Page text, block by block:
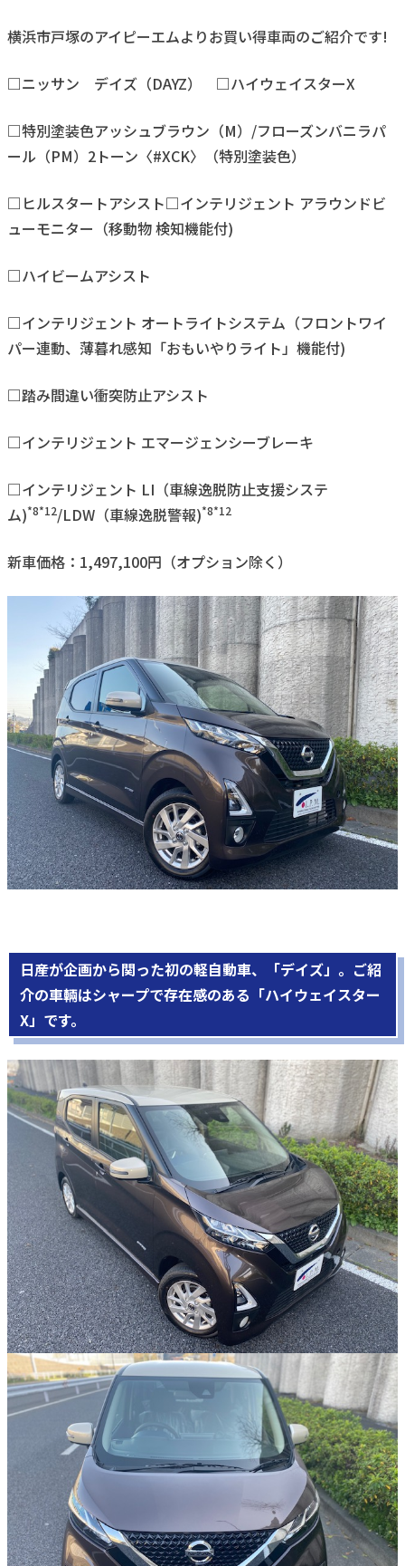
横浜市戸塚のアイピーエムよりお買い得車両のご紹介です!
□ニッサン デイズ（DAYZ） □ハイウェイスターX
□特別塗装色アッシュブラウン（M）/フローズンバニラパ
ール（PM）2トーン〈#XCK〉（特別塗装色）
□ヒルスタートアシスト□インテリジェント アラウンドビ
ューモニター（移動物 検知機能付)
□ハイビームアシスト
□インテリジェント オートライトシステム（フロントワイ
パー連動、薄暮れ感知「おもいやりライト」機能付)
□踏み間違い衝突防止アシスト
□インテリジェント エマージェンシーブレーキ
□インテリジェント LI（車線逸脱防止支援システ
ム)*8*12/LDW（車線逸脱警報)*8*12
新車価格：1,497,100円（オプション除く）
日産が企画から関った初の軽自動車、「デイズ」。ご紹
介の車輛はシャープで存在感のある「ハイウェイスター
X」です。